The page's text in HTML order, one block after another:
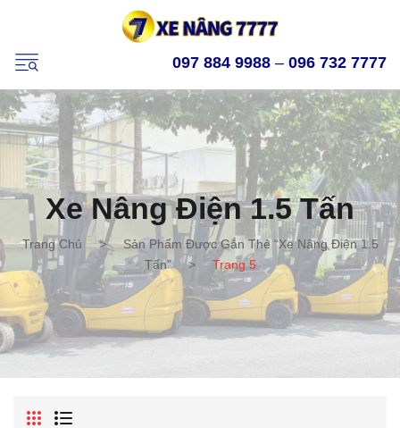
097 884 9988 – 096 732 7777
Xe Nâng Điện 1.5 Tấn
Trang Chủ >
Sản Phẩm Được Gắn Thẻ “xe Nâng Điện 1.5
Tấn”
> Trang 5